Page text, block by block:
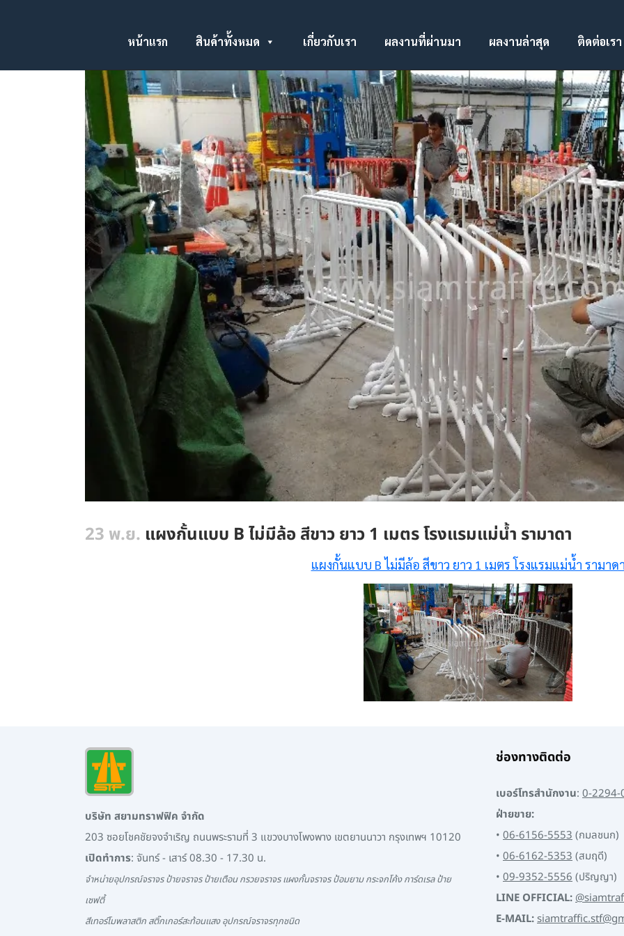
หน้าแรก สินค้าทั้งหมด เกี่ยวกับเรา ผลงานที่ผ่านมา ผลงานล่าสุด ติดต่อเรา
23 พ.ย. แผงกั้นแบบ B ไม่มีล้อ สีขาว ยาว 1 เมตร โรงแรมแม่น้ำ รามาดา
แผงกั้นแบบ B ไม่มีล้อ สีขาว ยาว 1 เมตร โรงแรมแม่น้ำ รามาด
บริษัท สยามทราฟฟิค จำกัด
203 ซอยโชคชัยจงจำเริญ ถนนพระรามที่ 3 แขวงบางโพงพาง เขตยานนาวา กรุงเทพฯ 10120
เปิดทำการ: จันทร์ - เสาร์ 08.30 - 17.30 น.
จำหน่ายอุปกรณ์จราจร ป้ายจราจร ป้ายเตือน กรวยจราจร แผงกั้นจราจร ป้อมยาม กระจกโค้ง การ์ดเรล ป้าย
เซฟตี้
สีเทอร์โมพลาสติก สติ๊กเกอร์สะท้อนแสง อุปกรณ์จราจรทุกชนิด
ช่องทางติดต่อ
เบอร์โทรสำนักงาน: 0-
ฝ่ายขาย:
• 06-6156-5553(กมลชนก)
• 06-6162-5353(สมฤดี)
• 09-9352-5556(ปริญญา)
LINE OFFICIAL:
E-MAIL: